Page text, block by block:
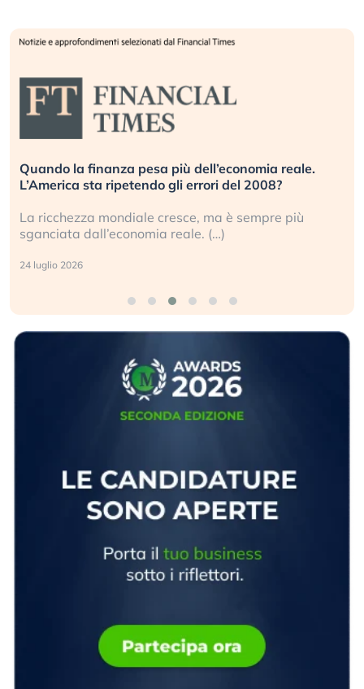
Quando la finanza pesa più dell’economia reale.
L’America sta ripetendo gli errori del 2008?
La ricchezza mondiale cresce, ma è sempre più
sganciata dall’economia reale. (…)
24 luglio 2026